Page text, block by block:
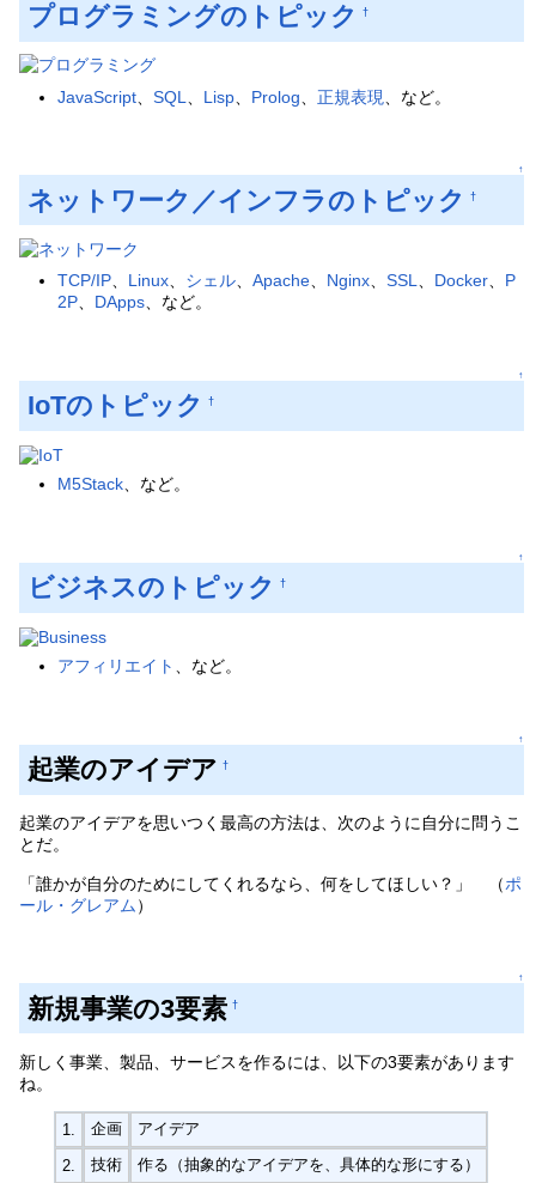
プログラミングのトピック †
JavaScript 、SQL Lisp Prolog 、正規表現 、など。
↑
ネットワーク／インフラのトピック †
TCP/IP、 Linux、 シェル、Apache、 Nginx、SSL、 Docker、 P
2P、 DApps、など。
↑
IoTのトピック †
M5Stack 、など。
↑
ビジネスのトピック †
アフィリエイト 、など。
↑
起業のアイデア †
起業のアイデアを思いつく最高の方法は、次のように自分に問うこ
とだ。
「誰かが自分のためにしてくれるなら、何をしてほしい？」 （ポ
ール・グレアム ）
↑
新規事業の3要素 †
新しく事業、製品、サービスを作るには、以下の3要素があります
ね。
1. 企画 アイデア
2. 技術 作る（抽象的なアイデアを、具体的な形にする）